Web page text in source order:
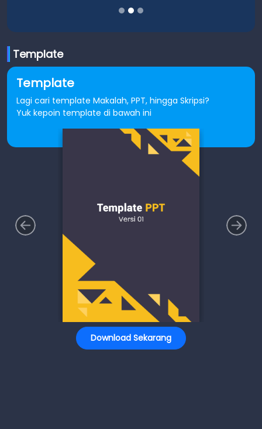
Template
Template
Lagi cari template Makalah, PPT, hingga Skripsi?
Yuk kepoin template di bawah ini
Download Sekarang